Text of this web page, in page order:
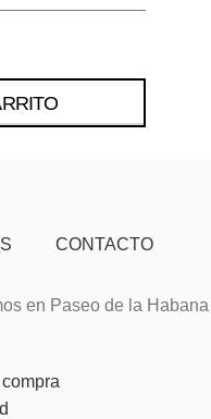
CONTACTO
en Paseo de la Habana